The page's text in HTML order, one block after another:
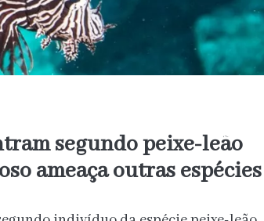
segundo peixe-leão
ameaça outras espécies